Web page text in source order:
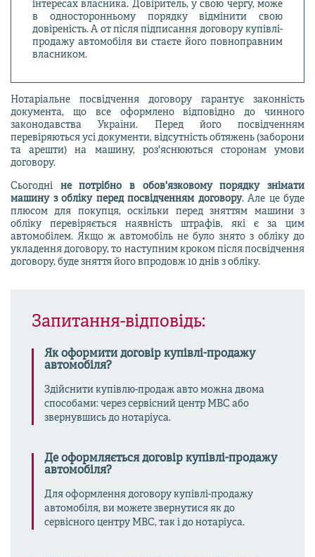
інтересах власника. Довіритель, у свою чергу, може
в односторонньому порядку відмінити свою
довіреність. А от після підписання договору купівлі-
продажу автомобіля ви стаєте його повноправним
власником.
Нотаріальне посвідчення договору гарантує законність
документа, що все оформлено відповідно до чинного
законодавства України. Перед його посвідченням
перевіряються усі документи, відсутність обтяжень (заборони
та арешти) на машину, роз'яснюються сторонам умови
договору.
Сьогодні не потрібно в обов'язковому порядку знімати
машину з обліку перед посвідченням договору. Але це буде
плюсом для покупця, оскільки перед зняттям машини з
обліку перевіряється наявність штрафів, які є за цим
автомобілем. Якщо ж автомобіль не було знято з обліку до
укладення договору, то наступним кроком після посвідчення
договору, буде зняття його впродовж 10 днів з обліку.
Запитання-відповідь:
Як оформити договір купівлі-продажу
автомобіля?
Здійснити купівлю-продаж авто можна двома
способами: через сервісний центр МВС або
звернувшись до нотаріуса.
Де оформляється договір купівлі-продажу
автомобіля?
Для оформлення договору купівлі-продажу
автомобіля, ви можете звернутися як до
сервісного центру МВС, так і до нотаріуса.